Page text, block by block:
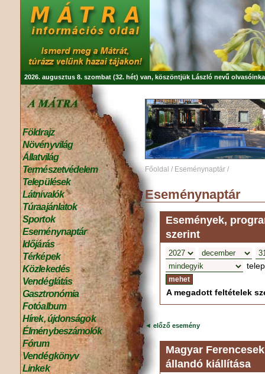
2026. augusztus 8. szombat (32. hét) van, köszöntjük László nevű
Földrajz
Növényvilág
Állatvilág
Természetvédelem
Települések
Látnivalók
Túraajánlatok
Sportok
Eseménynaptár
Időjárás
Térképek
Közlekedés
Vendéglátás
Gasztronómia
Fotóalbum
Hírek, újdonságok
Élménybeszámolók
Fórum
Vendégkönyv
Linkek
Főoldal / Eseménynaptár /
Eseménynaptár
Események,
szerint
A megadott feltételek
◄ előző esemény
Magyar
állandó kiállítása